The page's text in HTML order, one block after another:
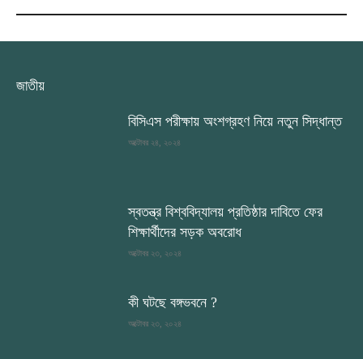
জাতীয়
বিসিএস পরীক্ষায় অংশগ্রহণ নিয়ে নতুন সিদ্ধান্ত
অক্টোবর ২৪, ২০২৪
স্বতন্ত্র বিশ্ববিদ্যালয় প্রতিষ্ঠার দাবিতে ফের
শিক্ষার্থীদের সড়ক অবরোধ
অক্টোবর ২৩, ২০২৪
কী ঘটছে বঙ্গভবনে ?
অক্টোবর ২৩, ২০২৪